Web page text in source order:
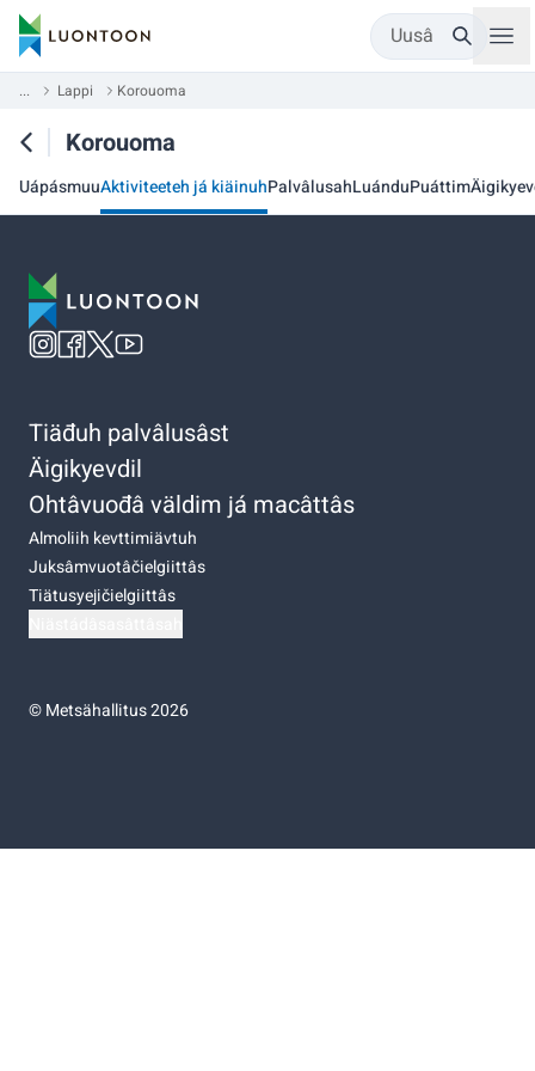
Uusâ
... Lappi Korouoma
Korouoma
UápásmuuAktiviteeteh já kiäinuhPalvâlusahLuánduPuáttim
Tiäđuh palvâlusâst
Äigikyevdil
Ohtâvuođâ väldim já macâttâs
Almoliih kevttimiävtuh
Juksâmvuotâčielgiittâs
Tiätusyejičielgiittâs
©Metsähallitus 2026